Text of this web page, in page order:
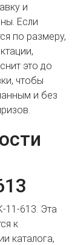
и
Если
по размеру,
это до
чтобы
и без
11-613. Эта
к
каталога,